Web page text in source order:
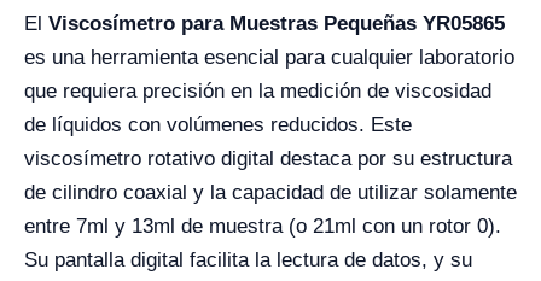
El Viscosímetro para Muestras Pequeñas YR05865
es una herramienta esencial para cualquier laboratorio
que requiera precisión en la medición de viscosidad
de líquidos con volúmenes reducidos. Este
viscosímetro rotativo digital destaca por su estructura
de cilindro coaxial y la capacidad de utilizar solamente
entre 7ml y 13ml de muestra (o 21ml con un rotor 0).
Su pantalla digital facilita la lectura de datos, y su